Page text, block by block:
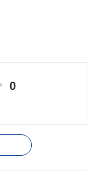
0